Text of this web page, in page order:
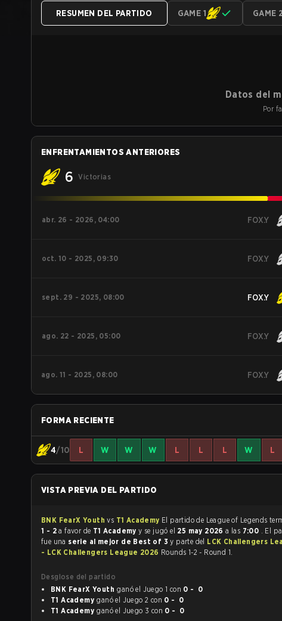
RESUMEN DEL PARTIDO GAME 1 GAME 2
Datos del
Por
ENFRENTAMIENTOS ANTERIORES
6 Victorias
abr. 26 - 2026, 04:00 FOX.Y
oct. 10 - 2025, 09:30 FOX.Y
sept. 29 - 2025, 08:00 FOX.Y
ago. 22 - 2025, 05:00 FOX.Y
ago. 11 - 2025, 08:00 FOX.Y
FORMA RECIENTE
4/10 L W W W L L L W L
VISTA PREVIA DEL PARTIDO
BNK FearX Youthvs T1 Academy
El partido de
1 - 2 a favor de T1 Academyy se jugó el 25 may 2026a las 7:00 . El
fue una serie al mejor de Best of 3y parte del LCK Challengers
- LCK Challengers League 2026 Rounds 1-2 - Round 1.
Desglose del partido
BNK FearX Youth
ganó el Juego 1 con
0 - 0
T1 Academy
ganó el Juego 2 con
0 - 0
T1 Academy
ganó el Juego 3 con 0 - 0